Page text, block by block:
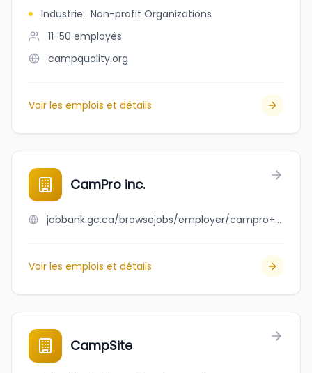
Industrie: Non-profit Organizations
11-50 employés
campquality.org
Voir les emplois et détails
CamPro inc.
jobbank.gc.ca/browsejobs/employer/campro+inc./ca
Voir les emplois et détails
CampSite